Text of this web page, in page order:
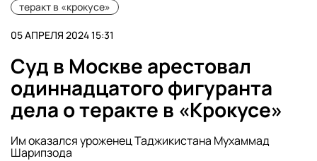
теракт в «крокусе»
05 АПРЕЛЯ 2024 15:31
Суд в Москве арестовал
одиннадцатого фигуранта
дела о теракте в «Крокусе»
Им оказался уроженец Таджикистана Мухаммад
Шарипзода